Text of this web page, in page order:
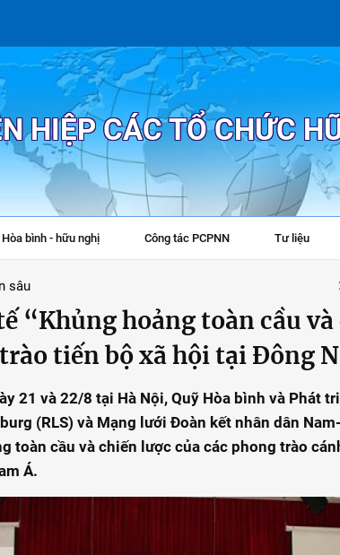
HIỆP CÁC TỔ CHỨC
Hòa bình - hữu nghị Công tác PCPNN Tư liệu
sâu
“Khủng hoảng toàn cầu
tiến bộ xã hội tại Đông
21 và 22/8 tại Hà Nội, Quỹ Hòa bình và Phát
(RLS) và Mạng lưới Đoàn kết nhân dân
toàn cầu và chiến lược của các phong trào
Á.